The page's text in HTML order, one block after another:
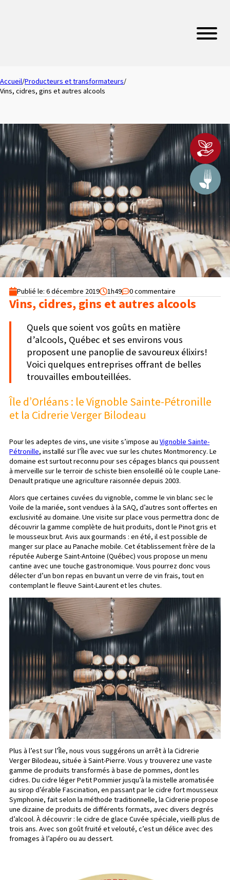
Accueil/Producteurs et transformateurs/
Vins, cidres, gins et autres alcools
Publié le: 6 décembre 2019 1h49 0 commentaire
Vins, cidres, gins et autres alcools
Quels que soient vos goûts en matière
d’alcools, Québec et ses environs vous
proposent une panoplie de savoureux élixirs!
Voici quelques entreprises offrant de belles
trouvailles embouteillées.
Île d’Orléans : le Vignoble Sainte-Pétronille
et la Cidrerie Verger Bilodeau
Pour les adeptes de vins, une visite s’impose auVignoble Sainte-
Pétronille, installé sur l’Île avec vue sur les chutes Montmorency. Le
domaine est surtout reconnu pour ses cépages blancs qui poussent
à merveille sur le terroir de schiste bien ensoleillé où le couple Lane-
Denault pratique une agriculture raisonnée depuis 2003.
Alors que certaines cuvées du vignoble, comme le vin blanc sec le
Voile de la mariée, sont vendues à la SAQ, d’autres sont offertes en
exclusivité au domaine. Une visite sur place vous permettra donc de
découvrir la gamme complète de huit produits, dont le Pinot gris et
le mousseux brut. Avis aux gourmands : en été, il est possible de
manger sur place au Panache mobile. Cet établissement frère de la
réputée Auberge Saint-Antoine (Québec) vous propose un menu
cantine avec une touche gastronomique. Vous pourrez donc vous
délecter d’un bon repas en buvant un verre de vin frais, tout en
contemplant le fleuve Saint-Laurent et les chutes.
Plus à l’est sur l’Île, nous vous suggérons un arrêt à la Cidrerie
Verger Bilodeau, située à Saint-Pierre. Vous y trouverez une vaste
gamme de produits transformés à base de pommes, dont les
cidres. Du cidre léger Petit Pommier jusqu’à la mistelle aromatisée
au sirop d’érable Fascination, en passant par le cidre fort mousseux
Symphonie, fait selon la méthode traditionnelle, la Cidrerie propose
une dizaine de produits de différents formats, avec divers degrés
d’alcool. À découvrir : le cidre de glace Cuvée spéciale, vieilli plus de
trois ans. Avec son goût fruité et velouté, c’est un délice avec des
fromages à l’apéro ou au dessert.